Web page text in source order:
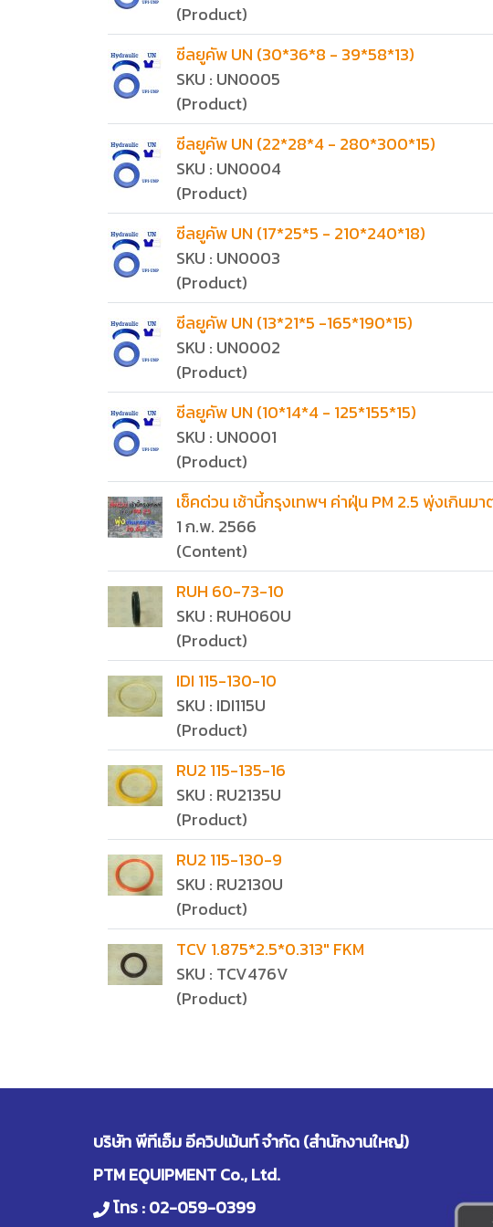
(Product)
ซีลยูคัพ UN (30*36*8 - 39*58*13)
SKU : UN0005
(Product)
ซีลยูคัพ UN (22*28*4 - 280*300*15)
SKU : UN0004
(Product)
ซีลยูคัพ UN (17*25*5 - 210*240*18)
SKU : UN0003
(Product)
ซีลยูคัพ UN (13*21*5 -165*190*15)
SKU : UN0002
(Product)
ซีลยูคัพ UN (10*14*4 - 125*155*15)
SKU : UN0001
(Product)
เช็คด่วน เช้านี้กรุงเทพฯ ค่าฝุ่น PM 2.5 พุ่งเกินม
1 ก.พ. 2566
(Content)
RUH 60-73-10
SKU : RUH060U
(Product)
IDI 115-130-10
SKU : IDI115U
(Product)
RU2 115-135-16
SKU : RU2135U
(Product)
RU2 115-130-9
SKU : RU2130U
(Product)
TCV 1.875*2.5*0.313" FKM
SKU : TCV476V
(Product)
บริษัท พีทีเอ็ม อีควิปเม้นท์ จำกัด (สำนักงานใหญ่)
PTM EQUIPMENT Co., Ltd.
โทร :02-059-0399